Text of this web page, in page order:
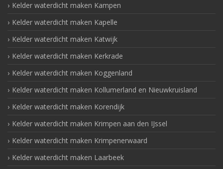
Kelder waterdicht maken Kampen
Kelder waterdicht maken Kapelle
Kelder waterdicht maken Katwijk
Kelder waterdicht maken Kerkrade
Kelder waterdicht maken Koggenland
Kelder waterdicht maken Kollumerland en Nieuwkruisland
Kelder waterdicht maken Korendijk
Kelder waterdicht maken Krimpen aan den IJssel
Kelder waterdicht maken Krimpenerwaard
Kelder waterdicht maken Laarbeek